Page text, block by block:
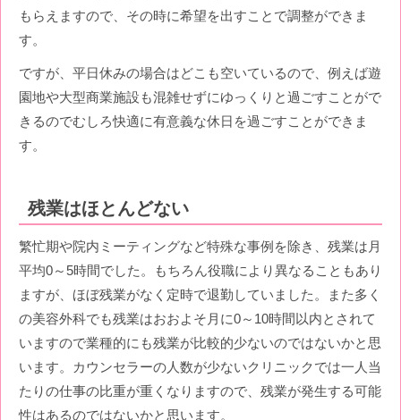
もらえますので、その時に希望を出すことで調整ができま
す。
ですが、平日休みの場合はどこも空いているので、例えば遊
園地や大型商業施設も混雑せずにゆっくりと過ごすことがで
きるのでむしろ快適に有意義な休日を過ごすことができま
す。
残業はほとんどない
繁忙期や院内ミーティングなど特殊な事例を除き、残業は月
平均0～5時間でした。もちろん役職により異なることもあり
ますが、ほぼ残業がなく定時で退勤していました。また多く
の美容外科でも残業はおおよそ月に0～10時間以内とされて
いますので業種的にも残業が比較的少ないのではないかと思
います。カウンセラーの人数が少ないクリニックでは一人当
たりの仕事の比重が重くなりますので、残業が発生する可能
性はあるのではないかと思います。